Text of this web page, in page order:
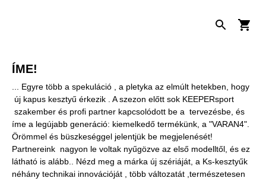
ÍME!
... Egyre több a spekuláció , a pletyka az elmúlt hetekben, hogy
új kapus kesztyű érkezik . A szezon előtt sok KEEPERsport
szakember és profi partner kapcsolódott be a tervezésbe, és
íme a legújabb generáció: kiemelkedő termékünk, a "VARAN4".
Örömmel és büszkeséggel jelentjük be megjelenését!
Partnereink nagyon le voltak nyűgözve az első modelltől, és ez
látható is alább.. Nézd meg a márka új szériáját, a Ks-kesztyűk
néhány technikai innovációját , több változatát ,természetesen